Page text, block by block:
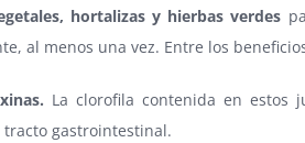
hortalizas y hierbas verdes
al menos una vez. Entre los
La clorofila contenida en estos
gastrointestinal.